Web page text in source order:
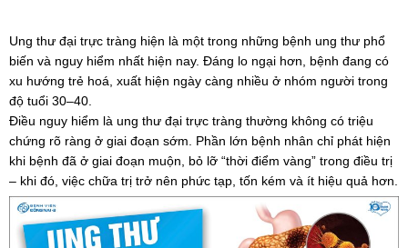
Ung thư đại trực tràng hiện là một trong những bệnh ung thư phổ
biến và nguy hiểm nhất hiện nay. Đáng lo ngại hơn, bệnh đang có
xu hướng trẻ hoá, xuất hiện ngày càng nhiều ở nhóm người trong
độ tuổi 30–40.
Điều nguy hiểm là ung thư đại trực tràng thường không có triệu
chứng rõ ràng ở giai đoạn sớm. Phần lớn bệnh nhân chỉ phát hiện
khi bệnh đã ở giai đoạn muộn, bỏ lỡ “thời điểm vàng” trong điều trị
– khi đó, việc chữa trị trở nên phức tạp, tốn kém và ít hiệu quả hơn.